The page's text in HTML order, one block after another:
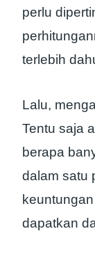
perlu
terlebih
Lalu,
Tentu saja
berapa
dalam satu
dapatkan